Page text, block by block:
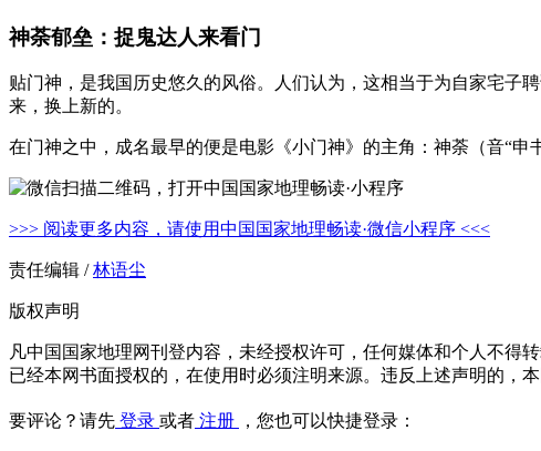
神荼郁垒：捉鬼达人来看门
贴门神，是我国历史悠久的风俗。人们认为，这相当于为自家宅子
来，换上新的。
在门神之中，成名最早的便是电影《小门神》的主角：神荼（音“申
>>> 阅读更多内容，请使用中国国家地理畅读·微信小程序 <<<
责任编辑 /林语尘
版权声明
凡中国国家地理网刊登内容，未经授权许可，任何媒体和个人不得
已经本网书面授权的，在使用时必须注明来源。违反上述声明的，
要评论？请先 登录 或者 注册 ，您也可以快捷登录：